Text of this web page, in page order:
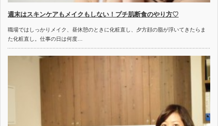
週末はスキンケアもメイクもしない！プチ肌断食のやり方♡
職場ではしっかりメイク、昼休憩のときに化粧直し、夕方顔の脂が浮いてきたらま
た化粧直し。仕事の日は何度…